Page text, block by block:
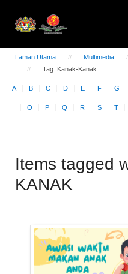
Laman Utama Multimedia
Tag: Kanak-Kanak
A B C D E F G
O P Q R S T
Items tagged
KANAK